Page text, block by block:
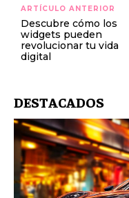
ARTÍCULO ANTERIOR
Descubre cómo los
widgets pueden
revolucionar tu vida
digital
DESTACADOS